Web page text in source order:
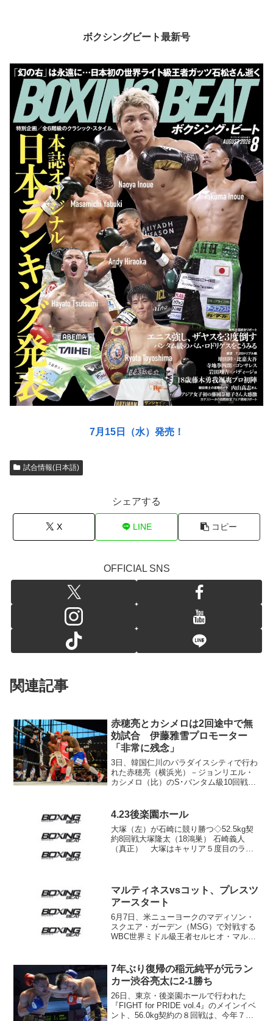
ボクシングビート最新号
7月15日（水）発売！
試合情報(日本語)
シェアする
X LINE コピー
OFFICIAL SNS
関連記事
赤穂亮とカシメロは2回途中で無
効試合 伊藤雅雪プロモーター
「非常に残念」
3日、韓国仁川のパラダイスシティで行わ
れた赤穂亮（横浜光）－ジョンリエル・
カシメロ（比）のS･バンタム級10回戦は
続行に応じられなくなったもの。赤穂が
ボクシング人生を...
4.23後楽園ホール
大塚（左）が石崎に競り勝つ◇52.5kg契
約8回戦大塚隆太（18鴻巣） 石崎義人
（真正） 大塚はキャリア５度目のラン
中、大塚が競り勝ち...
マルティネスvsコット、プレスツ
アースタート
6月7日、米ニューヨークのマディソン・
スクエア・ガーデン（MSG）で対戦する
WBC世界ミドル級王者セルヒオ・マルテ
コ）が10日（日本時間11日）、コットの
地元プエルトリ...
7年ぶり復帰の稲元純平が元ラン
カー渋谷亮太に2-1勝ち
26日、東京・後楽園ホールで行われた
『FIGHT for PRIDE vol.4』のメインイベ
ント、56.0kg契約の８回戦は、今年７月